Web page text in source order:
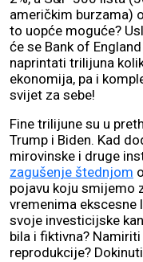
američkim burzama)
to uopće moguće?
će se Bank of
naprintati trilijuna
ekonomija, pa i
svijet za sebe!
Fine trilijune su u
Trump i Biden. Kad
mirovinske i druge
zagušenje štednjom
pojavu koju smijemo
vremenima
svoje investicijske
bila i fiktivna?
reprodukcije?